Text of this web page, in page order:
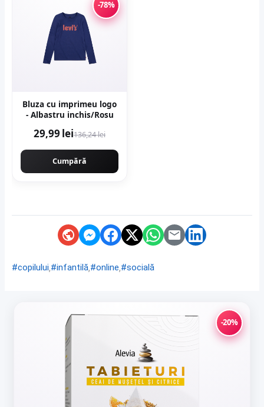
-78%
Bluza cu imprimeu logo
- Albastru inchis/Rosu
29,99 lei136,24 lei
Cumpără
#copilului,#infantilă,#online,#socială
-20%